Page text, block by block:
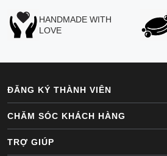
HANDMADE WITH
LOVE
ĐĂNG KÝ THÀNH VIÊN
CHĂM SÓC KHÁCH HÀNG
TRỢ GIÚP